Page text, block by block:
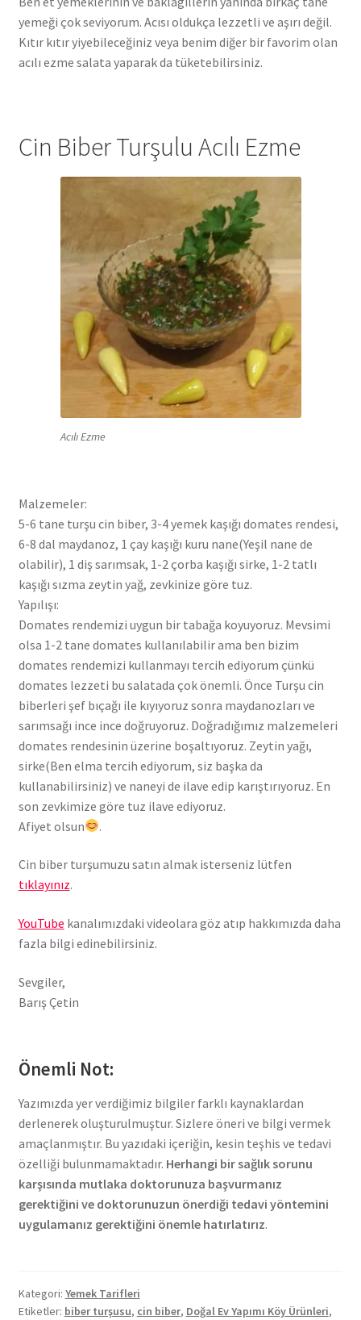
yemeği çok seviyorum. Acısı oldukça lezzetli ve aşırı değil.
Kıtır kıtır yiyebileceğiniz veya benim diğer bir favorim olan
acılı ezme salata yaparak da tüketebilirsiniz.
Cin Biber Turşulu Acılı Ezme
Acılı Ezme
Malzemeler:
5-6 tane turşu cin biber, 3-4 yemek kaşığı domates rendesi,
6-8 dal maydanoz, 1 çay kaşığı kuru nane(Yeşil nane de
olabilir), 1 diş sarımsak, 1-2 çorba kaşığı sirke, 1-2 tatlı
kaşığı sızma zeytin yağ, zevkinize göre tuz.
Yapılışı:
Domates rendemizi uygun bir tabağa koyuyoruz. Mevsimi
olsa 1-2 tane domates kullanılabilir ama ben bizim
domates rendemizi kullanmayı tercih ediyorum çünkü
domates lezzeti bu salatada çok önemli. Önce Turşu cin
biberleri şef bıçağı ile kıyıyoruz sonra maydanozları ve
sarımsağı ince ince doğruyoruz. Doğradığımız malzemeleri
domates rendesinin üzerine boşaltıyoruz. Zeytin yağı,
sirke(Ben elma tercih ediyorum, siz başka da
kullanabilirsiniz) ve naneyi de ilave edip karıştırıyoruz. En
son zevkimize göre tuz ilave ediyoruz.
Afiyet olsun
.
Cin biber turşumuzu satın almak isterseniz lütfen
tıklayınız.
YouTube kanalımızdaki videolara göz atıp hakkımızda daha
fazla bilgi edinebilirsiniz.
Sevgiler,
Barış Çetin
Önemli Not:
Yazımızda yer verdiğimiz bilgiler farklı kaynaklardan
derlenerek oluşturulmuştur. Sizlere öneri ve bilgi vermek
amaçlanmıştır. Bu yazıdaki içeriğin, kesin teşhis ve tedavi
özelliği bulunmamaktadır. Herhangi bir sağlık sorunu
karşısında mutlaka doktorunuza başvurmanız
gerektiğini ve doktorunuzun önerdiği tedavi yöntemini
uygulamanız gerektiğini önemle hatırlatırız.
Kategori: Yemek Tarifleri
Etiketler: biber turşusu, cin biber, Doğal Ev Yapımı Köy Ürünleri,